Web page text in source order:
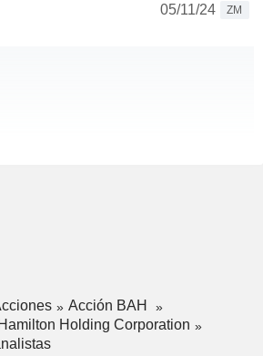
05/11/24
ZM
Acción BAH
Holding Corporation